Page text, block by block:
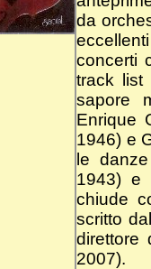
da
concerti
track list
sapore
Enrique
1946) e
le
1943) e
chiude
scritto
direttore
2007).